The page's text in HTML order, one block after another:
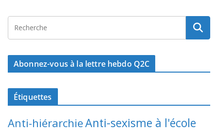
Abonnez-vous à la lettre hebdo Q2C
Étiquettes
Anti-hiérarchieAnti-sexisme à l'école